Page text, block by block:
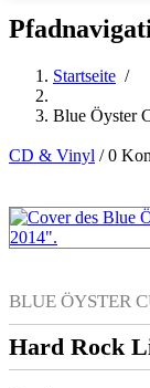
Startseite /
Blue Öyster
CD & Vinyl /0
BLUE ÖYSTER
Hard Rock